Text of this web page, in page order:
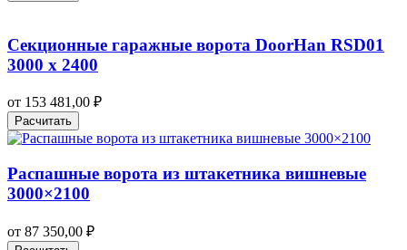
Секционные гаражные ворота DoorHan RSD01
3000 х 2400
от 153 481,00 ₽
Расчитать
Распашные ворота из штакетника вишневые
3000×2100
от 87 350,00 ₽